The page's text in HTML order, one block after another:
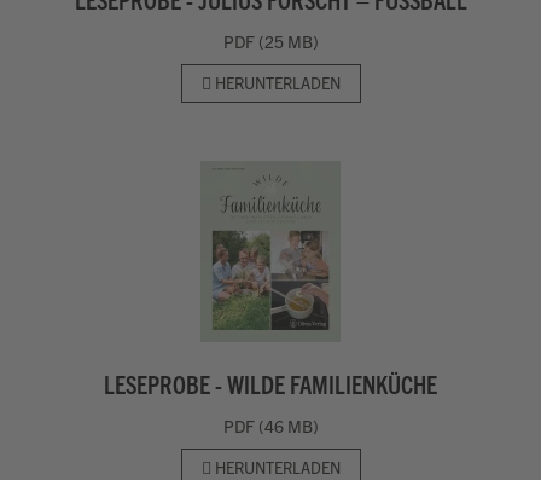
PDF (25 MB)
HERUNTERLADEN
LESEPROBE - WILDE FAMILIENKÜCHE
PDF (46 MB)
HERUNTERLADEN